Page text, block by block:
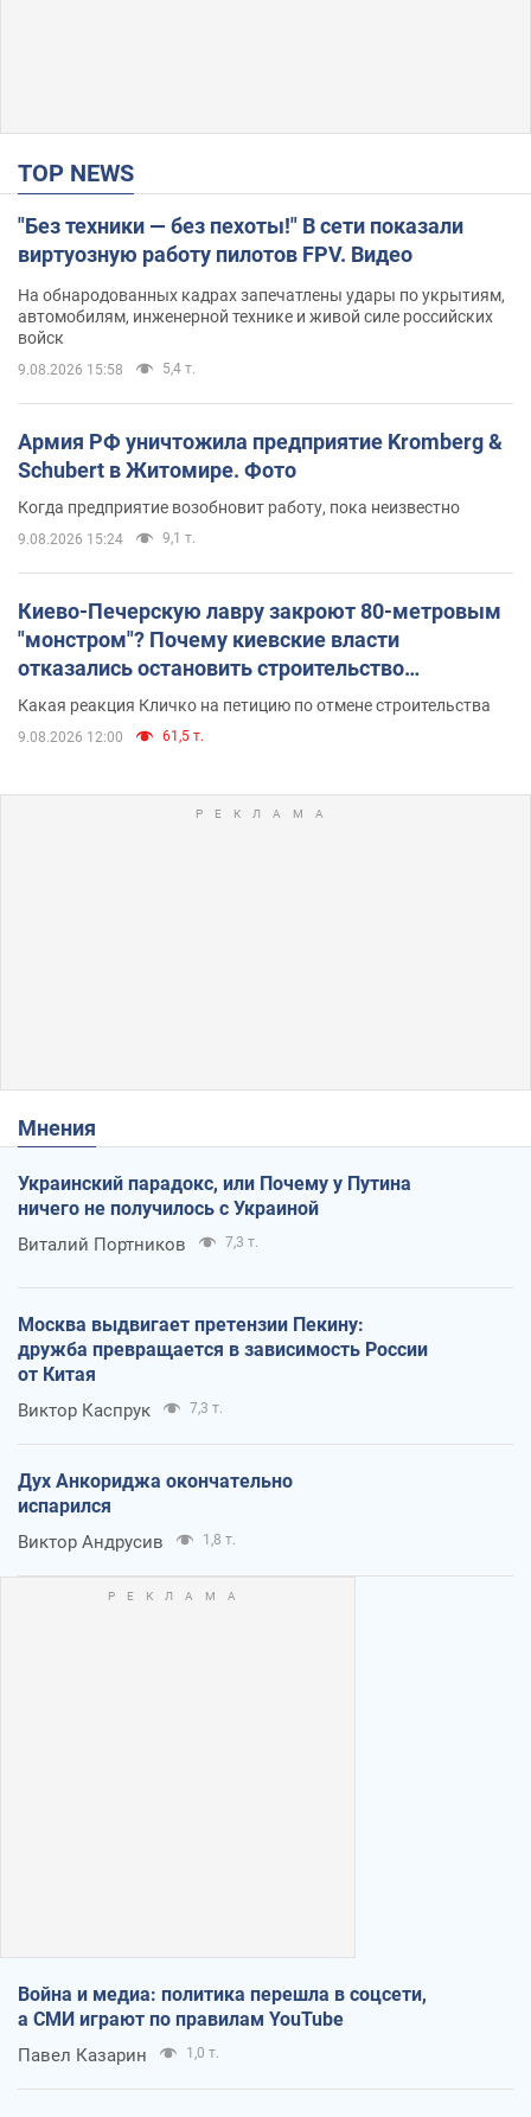
TOP NEWS
"Без техники — без пехоты!" В сети показали
виртуозную работу пилотов FPV. Видео
На обнародованных кадрах запечатлены удары по укрытиям,
автомобилям, инженерной технике и живой силе российских
войск
9.08.2026 15:58 5,4 т.
Армия РФ уничтожила предприятие Kromberg &
Schubert в Житомире. Фото
Когда предприятие возобновит работу, пока неизвестно
9.08.2026 15:24 9,1 т.
Киево-Печерскую лавру закроют 80-метровым
"монстром"? Почему киевские власти
отказались остановить строительство
небоскреба "московского верующего"
Какая реакция Кличко на петицию по отмене строительства
9.08.2026 12:00 61,5 т.
Мнения
Украинский парадокс, или Почему у Путина
ничего не получилось с Украиной
Виталий Портников 7,3 т.
Москва выдвигает претензии Пекину:
дружба превращается в зависимость России
от Китая
Виктор Каспрук 7,3 т.
Дух Анкориджа окончательно
испарился
Виктор Андрусив 1,8 т.
Война и медиа: политика перешла в соцсети,
а СМИ играют по правилам YouTube
Павел Казарин 1,0 т.